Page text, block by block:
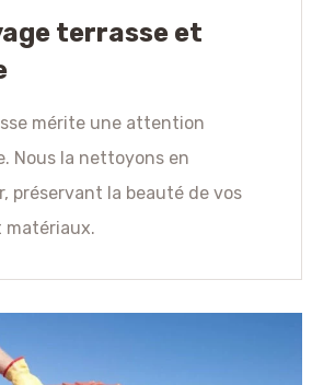
terrasse et
mérite une attention
Nous la nettoyons en
préservant la beauté de vos
matériaux.